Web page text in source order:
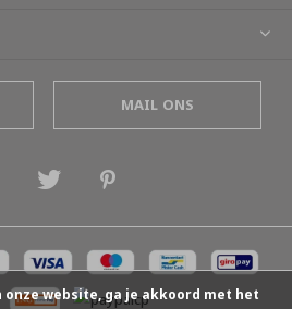
MAIL ONS
website, ga je akkoord met het